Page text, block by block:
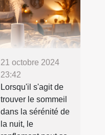
21 octobre 2024
23:42
Lorsqu'il s'agit de
trouver le sommeil
dans la sérénité de
la nuit, le